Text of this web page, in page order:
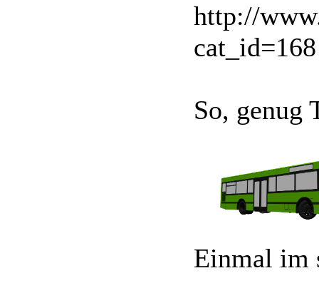
http://
cat_id=168
So, genug
Einmal im